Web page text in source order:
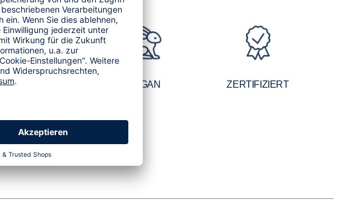
SWAN VEGAN ZERTIFIZIERT